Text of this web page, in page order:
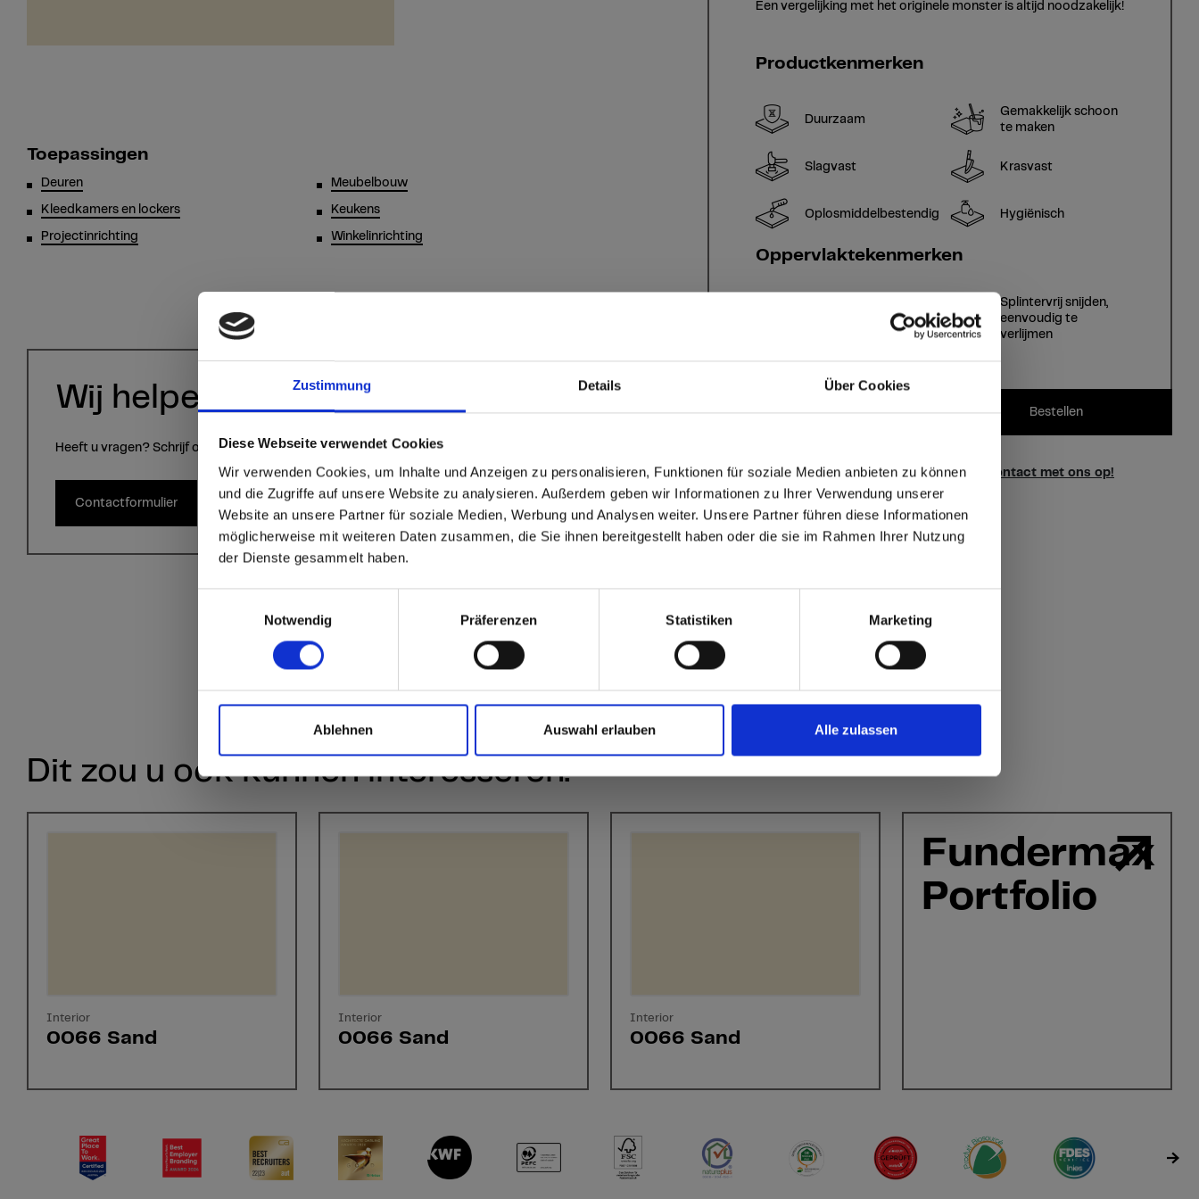
Zustimmung Details Über Cookies
Diese Webseite verwendet Cookies
Wir verwenden Cookies, um Inhalte und Anzeigen zu personalisieren, Funktionen für soziale Medien anbieten zu können
und die Zugriffe auf unsere Website zu analysieren. Außerdem geben wir Informationen zu Ihrer Verwendung unserer
Website an unsere Partner für soziale Medien, Werbung und Analysen weiter. Unsere Partner führen diese Informationen
möglicherweise mit weiteren Daten zusammen, die Sie ihnen bereitgestellt haben oder die sie im Rahmen Ihrer Nutzung
der Dienste gesammelt haben.
Notwendig
Präferenzen Statistiken Marketing
Ablehnen Auswahl erlauben Alle zulassen
sr.modal is not closeable
Are you based in the Verenigde
Staten?
Go to the Fundermax North America website directly from here or discover what Fundermax offers in Europe
and the rest of the world!
Click here to go to the Fundermax North America Website Europe / Rest of the World
Toepassingen
Deuren
Kleedkamers en lockers
Projectinrichting
Meubelbouw
Keukens
Winkelinrichting
Wij helpen u graag!
Heeft u vragen? Schrijf ons via het contactformulier.
Contactformulier
Een vergelijking met het originele monster is altijd noodzakelijk!
Productkenmerken
Duurzaam
Gemakkelijk schoon
te maken
Slagvast Krasvast
Oplosmiddelbestendig Hygiënisch
Oppervlaktekenmerken
Splintervrij snijden,
eenvoudig te
verlijmen
Bestellen
Heeft u vragen over onze stalen? Neem contact met ons op!
Dit zou u ook kunnen interesseren:
Interior
0066 Sand
Interior
0066 Sand
Interior
0066 Sand
Fundermax
Portfolio